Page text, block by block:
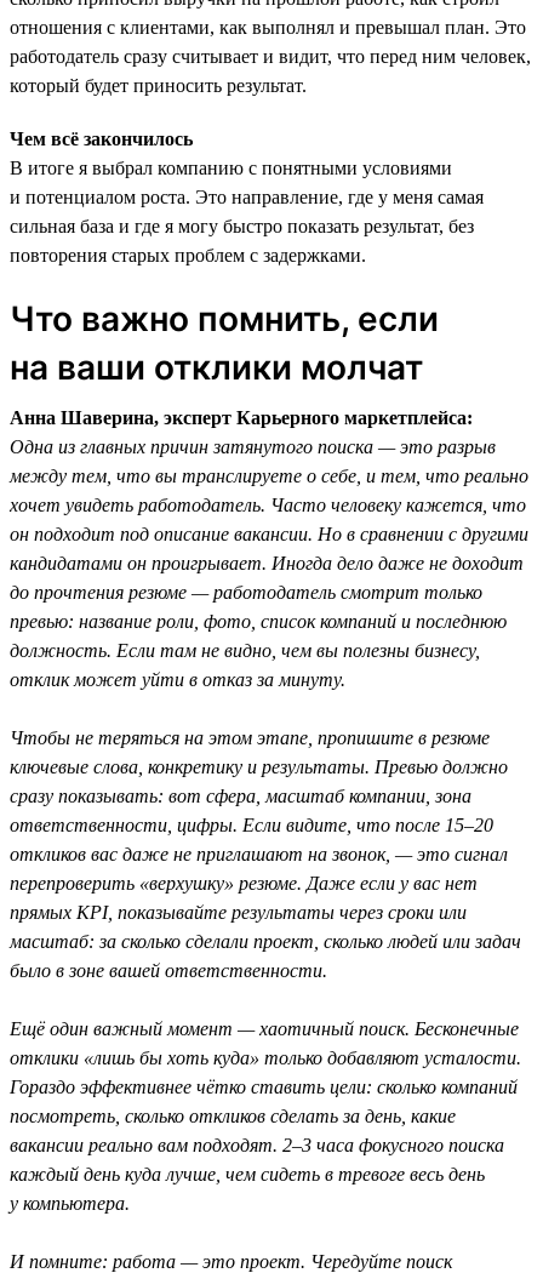
отношения с клиентами, как выполнял и превышал план. Это
работодатель сразу считывает и видит, что перед ним человек,
который будет приносить результат.
Чем всё закончилось
В итоге я выбрал компанию с понятными условиями
и потенциалом роста. Это направление, где у меня самая
сильная база и где я могу быстро показать результат, без
повторения старых проблем с задержками.
Что важно помнить, если
на ваши отклики молчат
Анна Шаверина, эксперт Карьерного маркетплейса:
Одна из главных причин затянутого поиска — это разрыв
между тем, что вы транслируете о себе, и тем, что реально
хочет увидеть работодатель. Часто человеку кажется, что
он подходит под описание вакансии. Но в сравнении с другими
кандидатами он проигрывает. Иногда дело даже не доходит
до прочтения резюме — работодатель смотрит только
превью: название роли, фото, список компаний и последнюю
должность. Если там не видно, чем вы полезны бизнесу,
отклик может уйти в отказ за минуту.
Чтобы не теряться на этом этапе, пропишите в резюме
ключевые слова, конкретику и результаты. Превью должно
сразу показывать: вот сфера, масштаб компании, зона
ответственности, цифры. Если видите, что после 15–20
откликов вас даже не приглашают на звонок, — это сигнал
перепроверить «верхушку» резюме. Даже если у вас нет
прямых KPI, показывайте результаты через сроки или
масштаб: за сколько сделали проект, сколько людей или задач
было в зоне вашей ответственности.
Ещё один важный момент — хаотичный поиск. Бесконечные
отклики «лишь бы хоть куда» только добавляют усталости.
Гораздо эффективнее чётко ставить цели: сколько компаний
посмотреть, сколько откликов сделать за день, какие
вакансии реально вам подходят. 2–3 часа фокусного поиска
каждый день куда лучше, чем сидеть в тревоге весь день
у компьютера.
И помните: работа — это проект. Чередуйте поиск